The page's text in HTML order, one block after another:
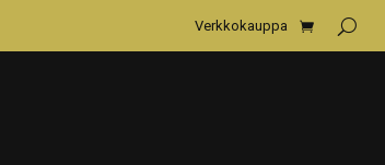
Verkkokauppa